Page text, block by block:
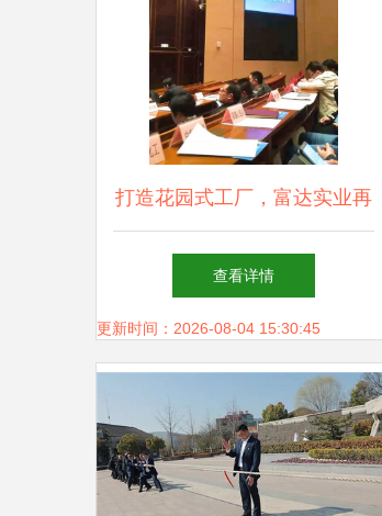
打造花园式工厂，富达实业再
获“绿色工厂”称号
查看详情
更新时间：2026-08-04 15:30:45